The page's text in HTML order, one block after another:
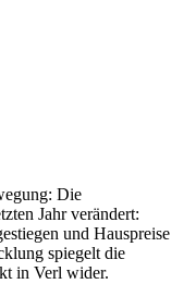
Die
Jahr verändert:
und Hauspreise
spiegelt die
in Verl wider.